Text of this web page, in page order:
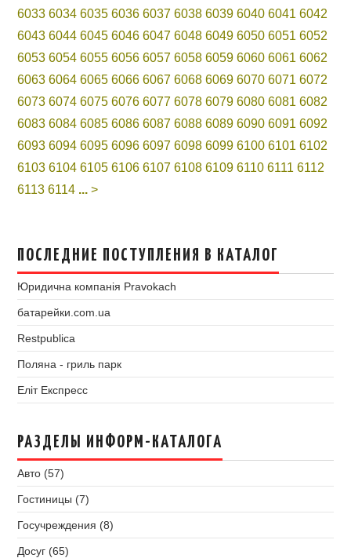
6033 6034 6035 6036 6037 6038 6039 6040 6041 6042
6043 6044 6045 6046 6047 6048 6049 6050 6051 6052
6053 6054 6055 6056 6057 6058 6059 6060 6061 6062
6063 6064 6065 6066 6067 6068 6069 6070 6071 6072
6073 6074 6075 6076 6077 6078 6079 6080 6081 6082
6083 6084 6085 6086 6087 6088 6089 6090 6091 6092
6093 6094 6095 6096 6097 6098 6099 6100 6101 6102
6103 6104 6105 6106 6107 6108 6109 6110 6111 6112
6113 6114 ... >
ПОСЛЕДНИЕ ПОСТУПЛЕНИЯ В КАТАЛОГ
Юридична компанія Pravokach
батарейки.com.ua
Restpublica
Поляна - гриль парк
Еліт Експресс
РАЗДЕЛЫ ИНФОРМ-КАТАЛОГА
Авто (57)
Гостиницы (7)
Госучреждения (8)
Досуг (65)